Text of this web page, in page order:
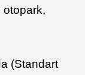
otopark,
(Standart